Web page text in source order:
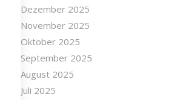
Dezember 2025
November 2025
Oktober 2025
September 2025
August 2025
Juli 2025